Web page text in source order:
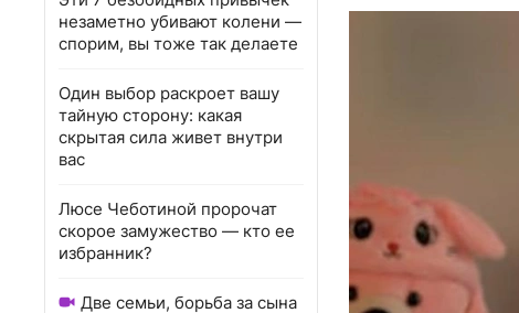
незаметно убивают колени —
спорим, вы тоже так делаете
Один выбор раскроет вашу
тайную сторону: какая
скрытая сила живет внутри
вас
Люсе Чеботиной пророчат
скорое замужество — кто ее
избранник?
Две семьи, борьба за сына